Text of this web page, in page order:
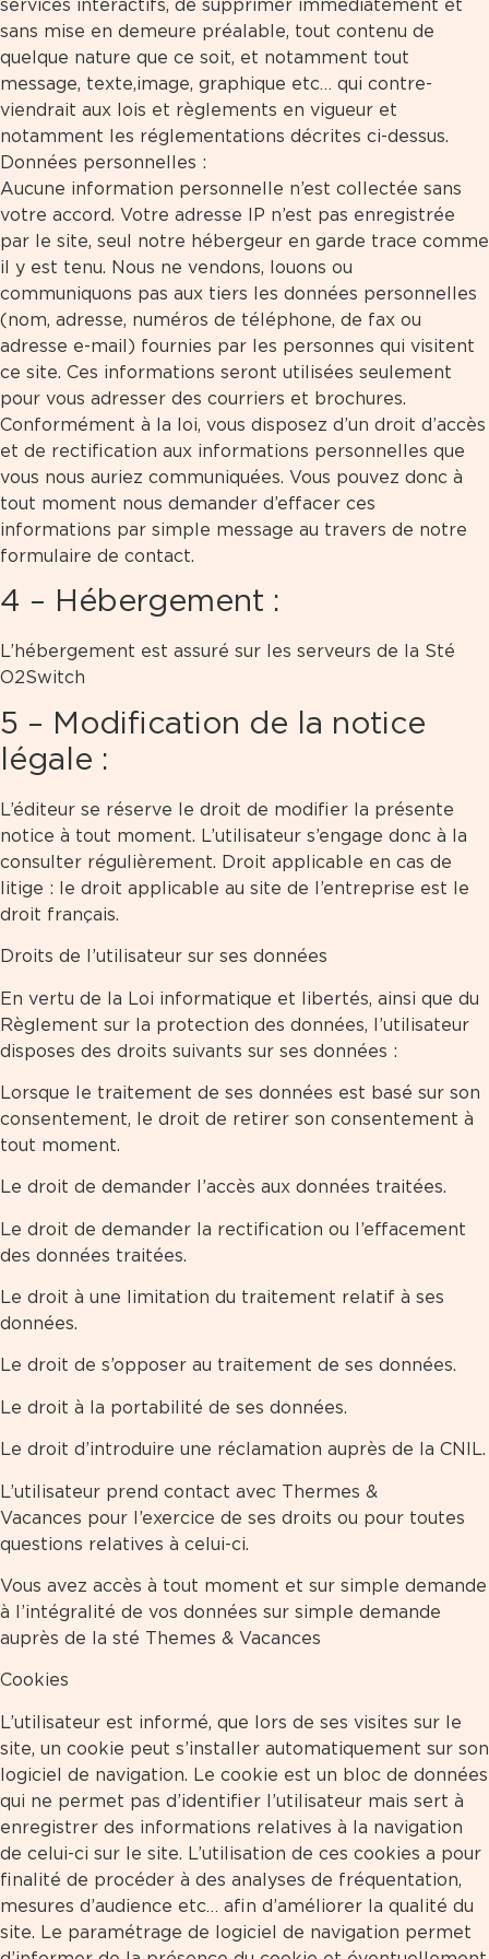
services interactifs, de supprimer immédiatement et
sans mise en demeure préalable, tout contenu de
quelque nature que ce soit, et notamment tout
message, texte,image, graphique etc… qui contre-
viendrait aux lois et règlements en vigueur et
notamment les réglementations décrites ci-dessus.
Données personnelles :
Aucune information personnelle n’est collectée sans
votre accord. Votre adresse IP n’est pas enregistrée
par le site, seul notre hébergeur en garde trace comme
il y est tenu. Nous ne vendons, louons ou
communiquons pas aux tiers les données personnelles
(nom, adresse, numéros de téléphone, de fax ou
adresse e-mail) fournies par les personnes qui visitent
ce site. Ces informations seront utilisées seulement
pour vous adresser des courriers et brochures.
Conformément à la loi, vous disposez d’un droit d’accès
et de rectification aux informations personnelles que
vous nous auriez communiquées. Vous pouvez donc à
tout moment nous demander d’effacer ces
informations par simple message au travers de notre
formulaire de contact.
4 – Hébergement :
L’hébergement est assuré sur les serveurs de la Sté
O2Switch
5 – Modification de la notice
légale :
L’éditeur se réserve le droit de modifier la présente
notice à tout moment. L’utilisateur s’engage donc à la
consulter régulièrement. Droit applicable en cas de
litige : le droit applicable au site de l’entreprise est le
droit français.
Droits de l’utilisateur sur ses données
En vertu de la Loi informatique et libertés, ainsi que du
Règlement sur la protection des données, l’utilisateur
disposes des droits suivants sur ses données :
Lorsque le traitement de ses données est basé sur son
consentement, le droit de retirer son consentement à
tout moment.
Le droit de demander l’accès aux données traitées.
Le droit de demander la rectification ou l’effacement
des données traitées.
Le droit à une limitation du traitement relatif à ses
données.
Le droit de s’opposer au traitement de ses données.
Le droit à la portabilité de ses données.
Le droit d’introduire une réclamation auprès de la CNIL.
L’utilisateur prend contact avec Thermes &
Vacances pour l’exercice de ses droits ou pour toutes
questions relatives à celui-ci.
Vous avez accès à tout moment et sur simple demande
à l’intégralité de vos données sur simple demande
auprès de la sté Themes & Vacances
Cookies
L’utilisateur est informé, que lors de ses visites sur le
site, un cookie peut s’installer automatiquement sur son
logiciel de navigation. Le cookie est un bloc de données
qui ne permet pas d’identifier l’utilisateur mais sert à
enregistrer des informations relatives à la navigation
de celui-ci sur le site. L’utilisation de ces cookies a pour
finalité de procéder à des analyses de fréquentation,
mesures d’audience etc… afin d’améliorer la qualité du
site. Le paramétrage de logiciel de navigation permet